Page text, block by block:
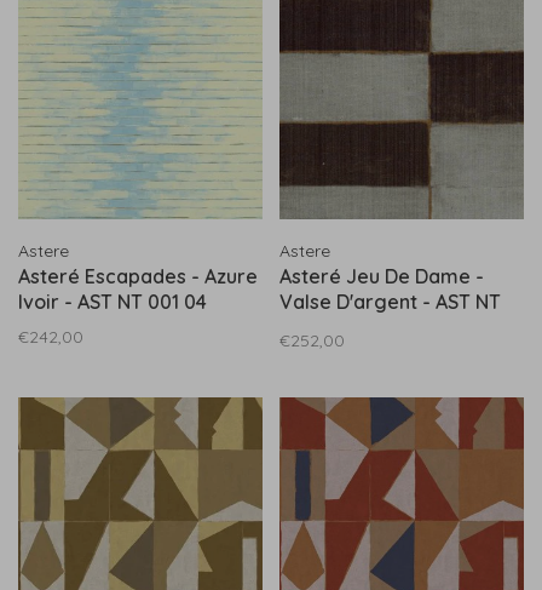
Astere
Asteré Escapades - Azure
Ivoir - AST NT 001 04
€242,00
Astere
Asteré Jeu De Dame -
Valse D'argent - AST NT
€252,00